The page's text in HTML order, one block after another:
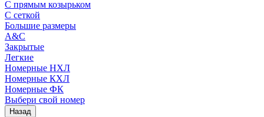
С прямым козырьком
С сеткой
Большие размеры
A&C
Закрытые
Легкие
Номерные НХЛ
Номерные КХЛ
Номерные ФК
Выбери свой номер
Назад